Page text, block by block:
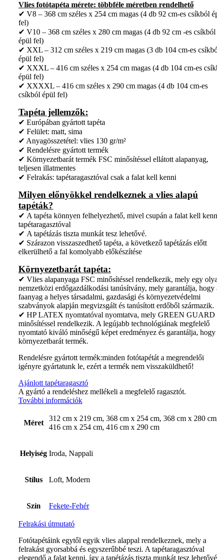
Vlies fotótapéta mérete: többféle méretben rendelhető
✔ V8 – 368 cm széles x 254 cm magas (4 db 92 cm-es csíkból
fel)
✔ V10 – 368 cm széles x 280 cm magas (4 db 92 cm -es csíkból
épül fel)
✔ XXL – 312 cm széles x 219 cm magas (3 db 104 cm-es
épül fel)
✔ XXXL – 416 cm széles x 254 cm magas (4 db 104 cm-es
épül fel)
✔ XXXXL – 416 cm széles x 290 cm magas (4 db 104 cm-es
csíkból épül fel)
Tapéta jellemzők:
✔ Európában gyártott tapéta
✔ Felület: matt, sima
✔ Anyagösszetétel: vlies 130 gr/m²
✔ Rendelésre gyártott termék
✔ Környezetbarát termék FSC minősítéssel ellátott alapanyag,
teljesen illatmentes
✔ Felrakás: tapétaragasztóval csak a falat kell kenni
Milyen előnyökkel rendelkeznek a vlies alapú
tapéták?
✔ A tapéta könnyen felhelyezhető, mivel csupán a falat kell
tapétaragasztóval
✔ A tapétázás tiszta munkát tesz lehetővé.
✔ Szárazon visszaszedhető tapéta, a következő tapétázás előtt
elkerülhető a fal komolyabb előkészítése
Környezetbarát tapéta:
✔ Vlies alapanyaga FSC minősítéssel rendelkezik, mely egy
nemzetközi erdőgazdálkodási tanúsítvány, mely garantálja, hogy
faanyag a helyes társadalmi, gazdasági és környezetvédelmi
szabványok alapján megvizsgált és tanúsított erdőből származik.
✔ HP LATEX nyomtatóval nyomtatva, mely GREEN GUARD
minősítéssel rendelkezik. A legújabb technológiának megfelelő
nyomtató kiváló minőségű képet eredményez és garantálja, hogy
környezetbarát termék.
Rendelésre gyártott termék:minden fotótapétát a megrendelői
igényre gyártatunk le, ezért a termék nem visszaküldhető!
Ajánlott tapétaragasztó
A gyártó a rendeléshez mellékeli a megfelelő ragasztót.
További információk
Méret
312 cm x 219 cm, 368 cm x 254 cm, 368 cm x 280
416 cm x 254 cm, 416 cm x 290 cm
Helyiség Iroda, Nappali
Stílus Loft, Modern
Szín Fekete-Fehér
Felrakási útmutató
Fotótapétáink egytől egyik vlies alappal rendelkeznek, mely a
felrakást gyorsabbá és egyszerűbbé teszi. A tapétaragasztóval
elegendő a falat kenni, így a tapétázás tiszta munkát tesz